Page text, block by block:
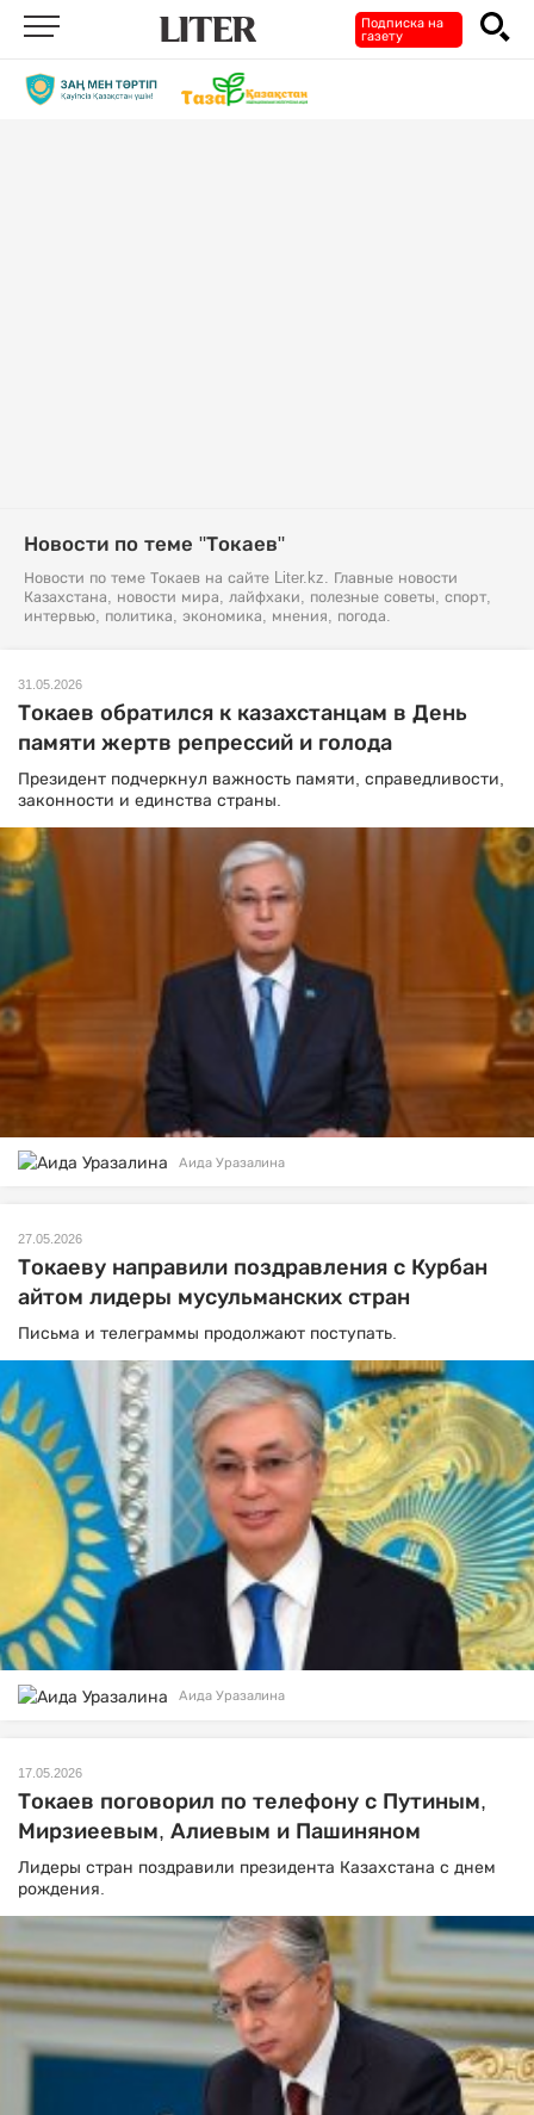
Подписка на
газету
Новости по теме "Токаев"
Новости по теме Токаев на сайте Liter.kz. Главные новости
Казахстана, новости мира, лайфхаки, полезные советы, спорт,
интервью, политика, экономика, мнения, погода.
31.05.2026
Токаев обратился к казахстанцам в День
памяти жертв репрессий и голода
Президент подчеркнул важность памяти, справедливости,
законности и единства страны.
Аида Уразалина
27.05.2026
Токаеву направили поздравления с Курбан
айтом лидеры мусульманских стран
Письма и телеграммы продолжают поступать.
Аида Уразалина
17.05.2026
Токаев поговорил по телефону с Путиным,
Мирзиеевым, Алиевым и Пашиняном
Лидеры стран поздравили президента Казахстана с днем
рождения.